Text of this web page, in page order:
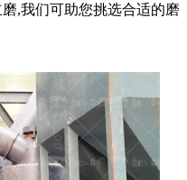
,我们可助您挑选合适的磨